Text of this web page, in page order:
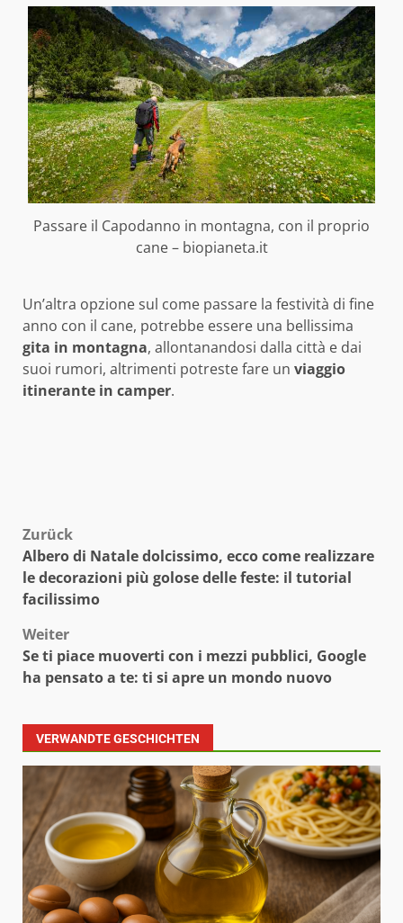
Passare il Capodanno in montagna, con il proprio
cane – biopianeta.it
Un’altra opzione sul come passare la festività di fine
anno con il cane, potrebbe essere una bellissima
gita in montagna, allontanandosi dalla città e dai
suoi rumori, altrimenti potreste fare un viaggio
itinerante in camper.
Beitragsnavigation
Zurück
Albero di Natale dolcissimo, ecco come realizzare
le decorazioni più golose delle feste: il tutorial
facilissimo
Weiter
Se ti piace muoverti con i mezzi pubblici, Google
ha pensato a te: ti si apre un mondo nuovo
VERWANDTE GESCHICHTEN